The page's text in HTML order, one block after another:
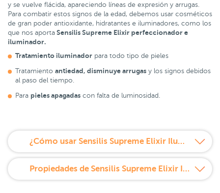
y se vuelve flácida, apareciendo líneas de expresión y arrugas.
Para combatir estos signos de la edad, debemos usar cosméticos
de gran poder antioxidante, hidratantes e iluminadores, como los
que nos aporta Sensilis Supreme Elixir perfeccionador e
iluminador.
Tratamiento iluminador para todo tipo de pieles
Tratamiento antiedad, disminuye arrugas y los signos debidos
al paso del tiempo.
Para pieles apagadas con falta de luminosidad.
¿Cómo usar Sensilis Supreme Elixir Iluminador 30 ml?
Propiedades de Sensilis Supreme Elixir Iluminador 30 ml